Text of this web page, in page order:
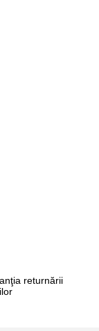
returnării